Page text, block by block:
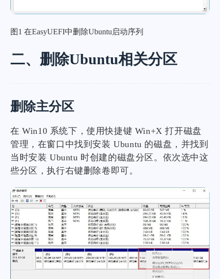
图1 在EasyUEFI中删除Ubuntu启动序列
二、删除Ubuntu相关分区
删除主分区
在 Win10 系统下，使用快捷键 Win+X 打开磁盘
管理，在窗口中找到安装 Ubuntu 的磁盘，并找到
当时安装 Ubuntu 时创建的磁盘分区。依次选中这
些分区，执行右键删除卷即可。